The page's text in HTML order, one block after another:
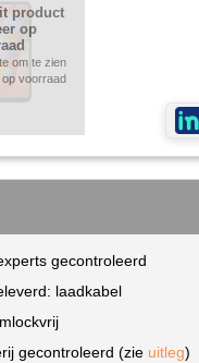
product
op
om te zien
voorraad
gecontroleerd
laadkabel
gecontroleerd (zie uitleg)